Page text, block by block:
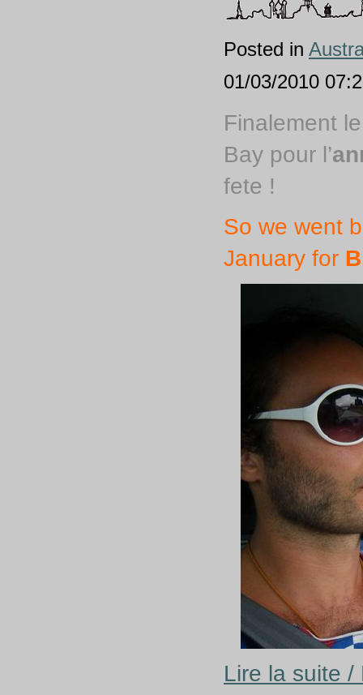
Posted in
01/03/2010
Finalement
Bay pour l’
fete !
So we went
January for
Lire la suite /